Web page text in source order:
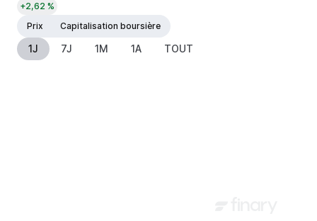
+2,62 %
Prix
Capitalisation boursière
1J 7J 1M 1A TOUT